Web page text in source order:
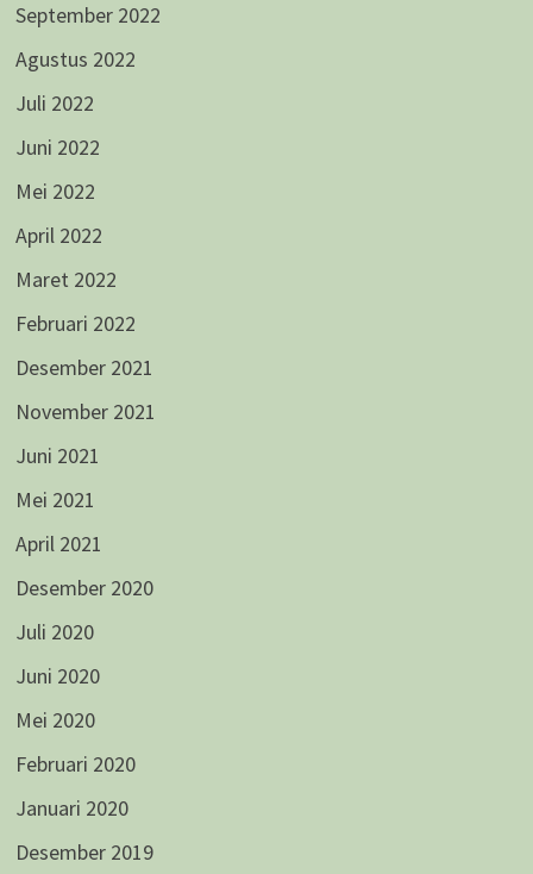
September 2022
Agustus 2022
Juli 2022
Juni 2022
Mei 2022
April 2022
Maret 2022
Februari 2022
Desember 2021
November 2021
Juni 2021
Mei 2021
April 2021
Desember 2020
Juli 2020
Juni 2020
Mei 2020
Februari 2020
Januari 2020
Desember 2019